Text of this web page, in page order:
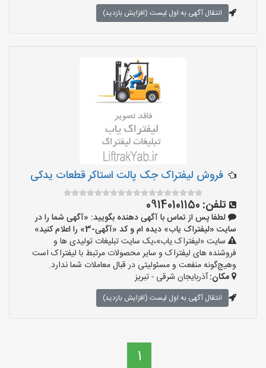
انتقال آگهی به اول لیست (افزایش بازدید)
فروش لیفتراک جک پالت استاکر قطعات یدکی
تلفن: 09140101150
لطفا پس از تماس با آگهی دهنده بگویید: «آگهی شما را در
سایت «لیفتراک یاب» دیده ام و کد «آگهی-3» را اعلام کنید»
سایت «لیفتراک یاب»،یک سایت تبلیغات تولیدی ها و
فروشنده های لیفتراک و سایر محصولات مرتبط با لیفتراک است
وهیچ‌گونه منفعت و مسئولیتی در قبال معاملات شما ندارد.
مکان:آذربایجان شرقی - تبریز
انتقال آگهی به اول لیست (افزایش بازدید)
1